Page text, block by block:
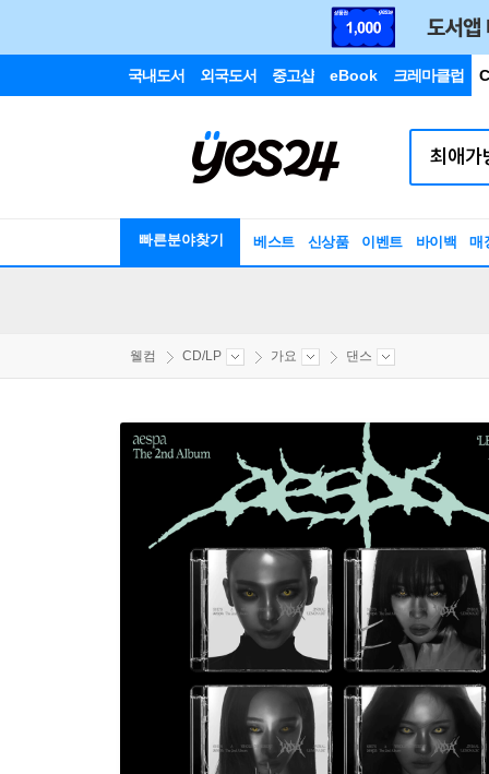
국내도서 외국도서 중고샵 eBook 크레마클럽
빠른분야찾기 베스트 신상품 이벤트 바이백 매
웰컴 CD/LP 가요 댄스